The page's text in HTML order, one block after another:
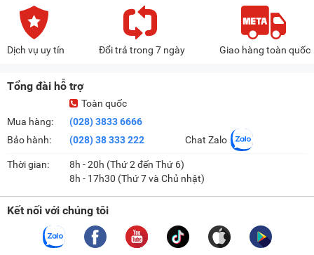
Dịch vụ uy tín Đổi trả trong 7 ngày Giao hàng toàn quốc
Tổng đài hỗ trợ
Mua hàng:
Bảo hành:
Toàn quốc
(028) 3833 6666
(028) 38 333 222
Chat Zalo
Thời gian:
8h - 20h (Thứ 2 đến Thứ 6)
8h - 17h30 (Thứ 7 và Chủ nhật)
Kết nối với chúng tôi